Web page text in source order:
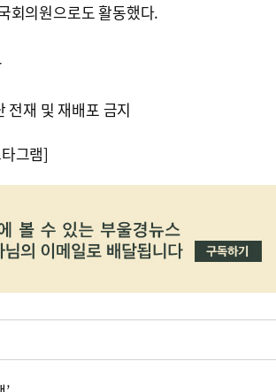
회의원으로도 활동했다.
재 및 재배포 금지
그램]